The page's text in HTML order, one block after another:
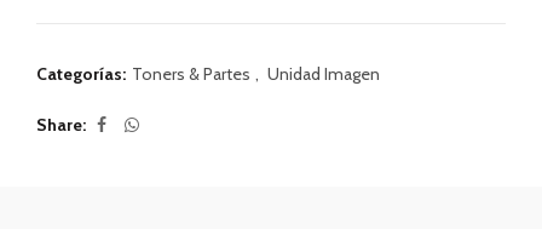
Categorías: Toners & Partes , Unidad Imagen
Share